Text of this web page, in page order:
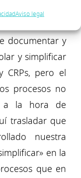
Aviso legal
al nodo de
documentar y
y simplificar
CRPs, pero el
procesos no
a la hora de
trasladar que
nuestra
en la
que en